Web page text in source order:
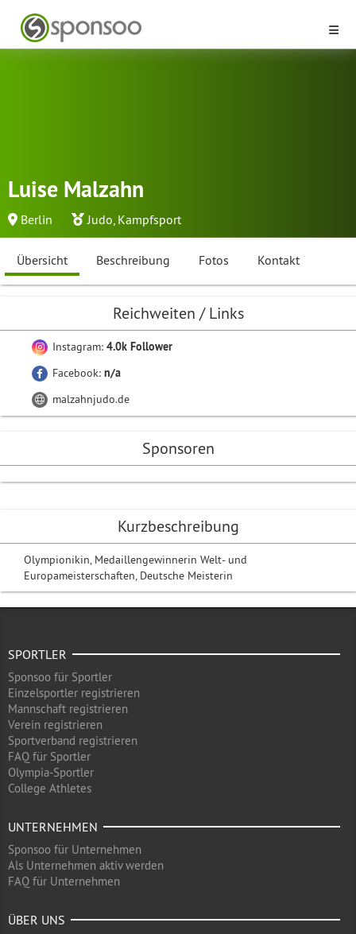
Luise Malzahn
Berlin Judo, Kampfsport
Übersicht Beschreibung Fotos Kontakt
Kurzbeschreibung
Olympionikin, Medaillengewinnerin Welt- und
Europameisterschaften, Deutsche Meisterin
Reichweiten / Links
Instagram: 4.0k Follower
Facebook: n/a
malzahnjudo.de
Sponsoren
SPORTLER
Sponsoo für Sportler
Einzelsportler registrieren
Mannschaft registrieren
Verein registrieren
Sportverband registrieren
FAQ für Sportler
Olympia-Sportler
College Athletes
UNTERNEHMEN
Sponsoo für Unternehmen
Als Unternehmen aktiv werden
FAQ für Unternehmen
ÜBER UNS